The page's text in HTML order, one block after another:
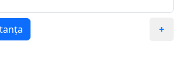
+